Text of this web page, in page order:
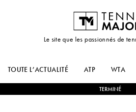
Le site que les passionnés de
TOUTE L’ACTUALITÉ ATP WTA
TERMINÉ